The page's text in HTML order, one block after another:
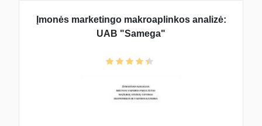
Įmonės marketingo makroaplinkos analizė:
UAB "Samega"